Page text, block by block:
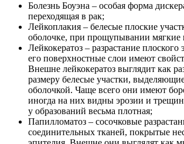
Болезнь Боуэна – особая форма
переходящая в рак;
Лейкоплакия – белесые плоские
оболочке, при прощупывании мягкие
Лейкокератоз – разрастание
его поверхностные слои имеют
Внешне лейкокератоз выглядит как
размеру белесые участки,
оболочкой. Чаще всего они имеют
иногда на них видны эрозии и
у образований весьма плотная;
Папилломатоз – сосочковые
соединительных тканей, покрытые